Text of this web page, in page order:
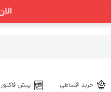
خرید اقساطی پیش فاکتور